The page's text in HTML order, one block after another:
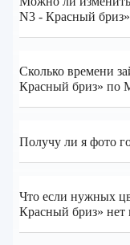
N3 - Красный
Сколько времени
Красный бриз» по
Получу ли я фото
Что если нужных
Красный бриз» нет